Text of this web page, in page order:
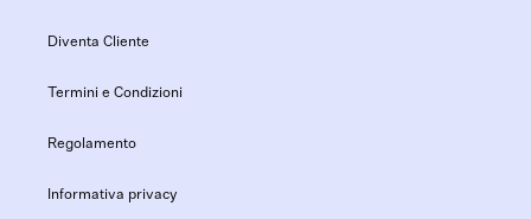
Diventa Cliente
Termini e Condizioni
Regolamento
Informativa privacy